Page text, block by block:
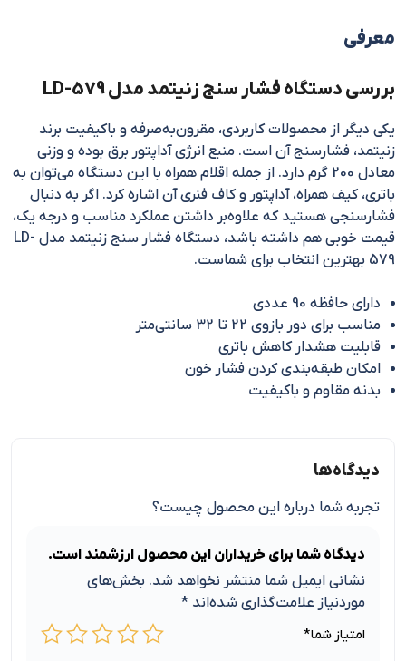
معرفی
بررسی دستگاه فشار سنج زنیتمد مدل LD-579
یکی دیگر از محصولات کاربردی، مقرون‌به‌صرفه و باکیفیت برند
زنیتمد، فشارسنج آن است. منبع انرژی آداپتور برق بوده و وزنی
معادل 200 گرم دارد. از جمله اقلام همراه با این دستگاه می‌توان به
باتری، کیف همراه، آداپتور و کاف فنری آن اشاره کرد. اگر به دنبال
فشارسنجی هستید که علاوه‌بر داشتن عملکرد مناسب و درجه یک،
قیمت خوبی هم داشته باشد، دستگاه فشار سنج زنیتمد مدل LD-
579 بهترین انتخاب برای شماست.
دارای حافظه 90 عددی
مناسب برای دور بازوی 22 تا 32 سانتی‌متر
قابلیت هشدار کاهش باتری
امکان طبقه‌بندی کردن فشار خون
بدنه مقاوم و باکیفیت
دیدگاه‌ها
تجربه شما درباره این محصول چیست؟
دیدگاه شما برای خریداران این محصول ارزشمند است.
نشانی ایمیل شما منتشر نخواهد شد. بخش‌های
موردنیاز علامت‌گذاری شده‌اند *
امتیاز شما*